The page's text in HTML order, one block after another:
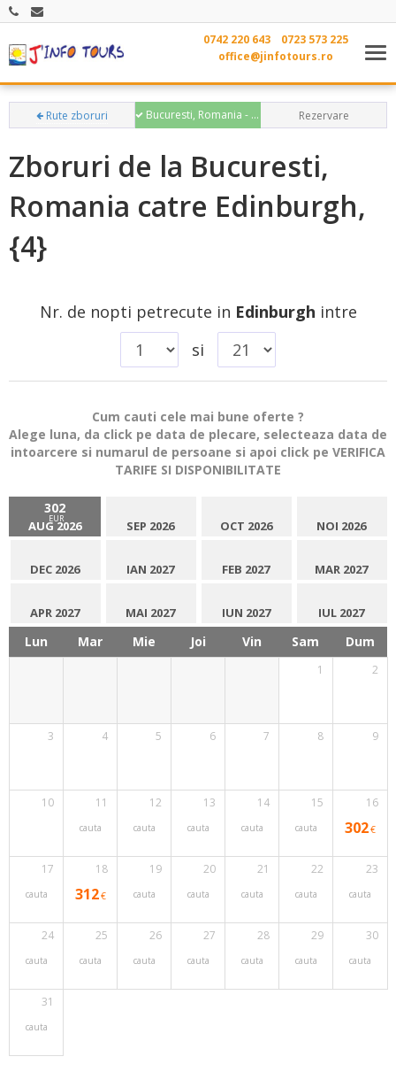
0742 220 643
0723 573 225
office@jinfotours.ro
Rute zboruri Bucuresti, Romania - Edinburgh, Rezervare
Zboruri de la Bucuresti,
Romania catre Edinburgh,
{4}
Nr. de nopti petrecute in Edinburgh intre
si
Cum cauti cele mai bune oferte ?
Alege luna, da click pe data de plecare, selecteaza data de
intoarcere si numarul de persoane si apoi click pe VERIFICA
TARIFE SI DISPONIBILITATE
302
EUR
AUG 2026 SEP 2026 OCT 2026 NOI 2026
DEC 2026 IAN 2027 FEB 2027 MAR 2027
APR 2027 MAI 2027 IUN 2027 IUL 2027
Lun Mar Mie Joi Vin Sam Dum
1 2
3 4 5 6 7 8 9
10 11
cauta
12
cauta
13
cauta
14
cauta
15
cauta
16
302€
17
cauta
18
312€
19
cauta
20
cauta
21
cauta
22
cauta
23
cauta
24
cauta
25
cauta
26
cauta
27
cauta
28
cauta
29
cauta
30
cauta
31
cauta